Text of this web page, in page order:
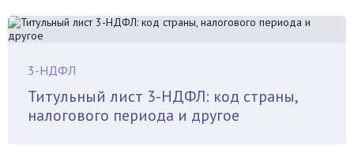
3-НДФЛ
Титульный лист 3-НДФЛ: код страны,
налогового периода и другое